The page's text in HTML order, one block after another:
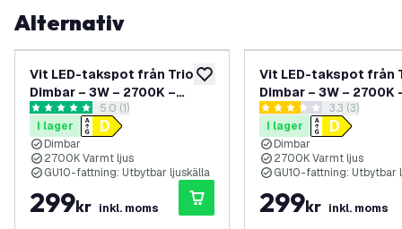
Alternativ
lägg till i önskelistan
Vit LED-takspot från Trio –
Dimbar – 3W – 2700K –
Vippbaröppna recensionspanel
5 stjärnbetyg5.0 (1)
I lager
Dimbar
2700K Varmt ljus
GU10-fattning: Utbytbar ljuskälla
299kr inkl. moms
Vit LED-takspot från
Dimbar – 3W – 2700K
Tiltbar öppna
3.3 stjärnbetyg3.3 (3)
I lager
Dimbar
2700K Varmt ljus
GU10-fattning: Utbytbar
299kr inkl. moms